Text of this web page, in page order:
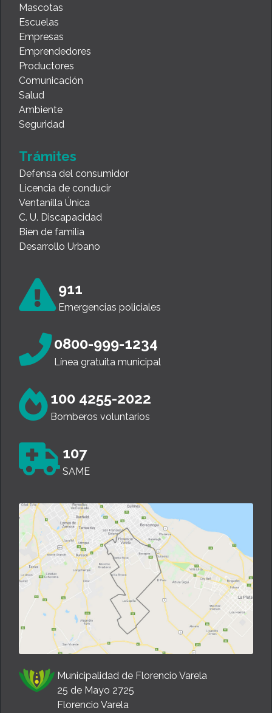
Mascotas
Escuelas
Empresas
Emprendedores
Productores
Comunicación
Salud
Ambiente
Seguridad
Trámites
Defensa del consumidor
Licencia de conducir
Ventanilla Única
C. U. Discapacidad
Bien de familia
Desarrollo Urbano
911
Emergencias policiales
0800-999-1234
Línea gratuita municipal
100 4255-2022
Bomberos voluntarios
107
SAME
Municipalidad de Florencio Varela
25 de Mayo 2725
Florencio Varela